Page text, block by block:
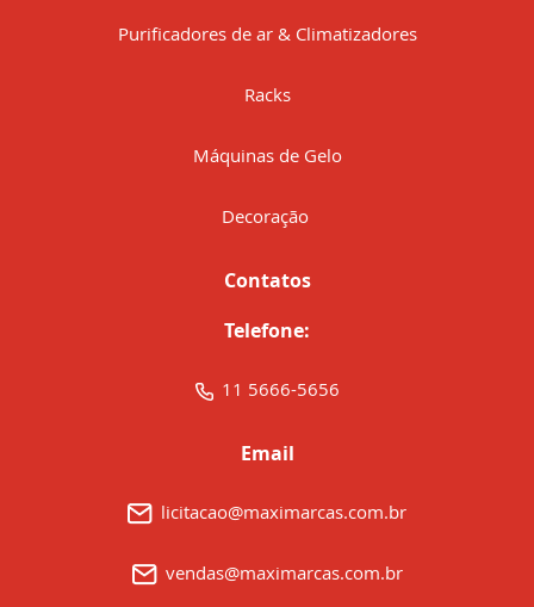
Purificadores de ar & Climatizadores
Racks
Máquinas de Gelo
Decoração
Contatos
Telefone:
11 5666-5656
Email
licitacao@maximarcas.com.br
vendas@maximarcas.com.br